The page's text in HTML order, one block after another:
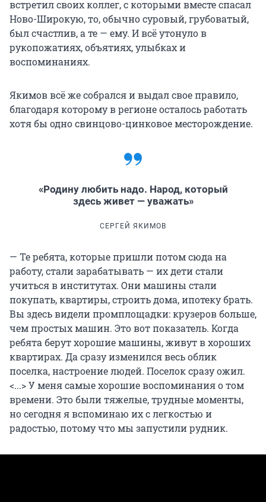
встретил своих коллег, с которыми вместе спасал
Ново-Широкую, то, обычно суровый, грубоватый,
был счастлив, а те — ему. И всё утонуло в
рукопожатиях, объятиях, улыбках и
воспоминаниях.
Якимов всё же собрался и выдал свое правило,
благодаря которому в регионе осталось работать
хотя бы одно свинцово-цинковое месторождение.
«Родину любить надо. Народ, который
здесь живет — уважать»
СЕРГЕЙ ЯКИМОВ
— Те ребята, которые пришли потом сюда на
работу, стали зарабатывать — их дети стали
учиться в институтах. Они машины стали
покупать, квартиры, строить дома, ипотеку брать.
Вы здесь видели промплощадки:крузеров больше,
чем простых машин. Это вот показатель. Когда
ребята берут хорошие машины, живут в хороших
квартирах. Да сразу изменился весь облик
поселка, настроение людей. Поселок сразу ожил.
<...> У меня самые хорошие воспоминания о том
времени. Это были тяжелые, трудные моменты,
но сегодня я вспоминаю их с легкостью и
радостью, потому что мы запустили рудник.